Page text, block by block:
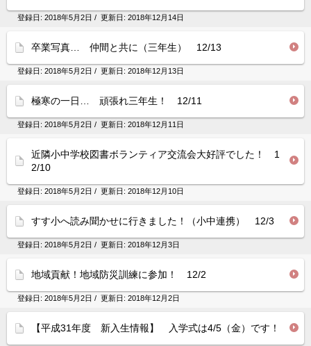
登録日: 2018年5月2日 / 更新日: 2018年12月14日
卒業写真… 仲間と共に（三年生） 12/13
登録日: 2018年5月2日 / 更新日: 2018年12月13日
極寒の一日… 頑張れ三年生！ 12/11
登録日: 2018年5月2日 / 更新日: 2018年12月11日
近隣小中学校図書ボランティア交流会大好評でした！ 1
2/10
登録日: 2018年5月2日 / 更新日: 2018年12月10日
すす小へ読み聞かせに行きました！（小中連携） 12/3
登録日: 2018年5月2日 / 更新日: 2018年12月3日
地域貢献！地域防災訓練に参加！ 12/2
登録日: 2018年5月2日 / 更新日: 2018年12月2日
【平成31年度 新入生情報】 入学式は4/5（金）です！